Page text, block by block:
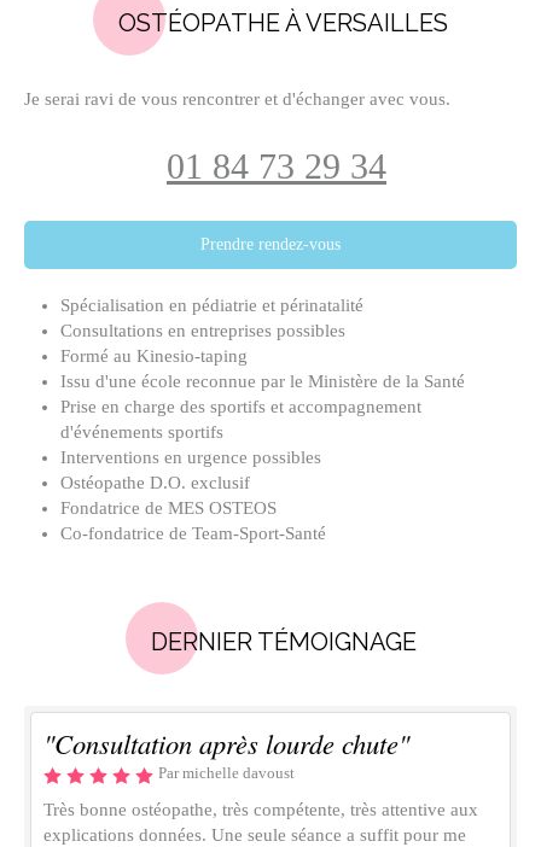
OSTÉOPATHE À VERSAILLES
Je serai ravi de vous rencontrer et d'échanger avec vous.
01 84 73 29 34
Prendre rendez-vous
Spécialisation en pédiatrie et périnatalité
Consultations en entreprises possibles
Formé au Kinesio-taping
Issu d'une école reconnue par le Ministère de la Santé
Prise en charge des sportifs et accompagnement
d'événements sportifs
Interventions en urgence possibles
Ostéopathe D.O. exclusif
Fondatrice de MES OSTEOS
Co-fondatrice de Team-Sport-Santé
DERNIER TÉMOIGNAGE
"Consultation après lourde chute"
Par michelle davoust
Très bonne ostéopathe, très compétente, très attentive aux
explications données. Une seule séance a suffit pour me